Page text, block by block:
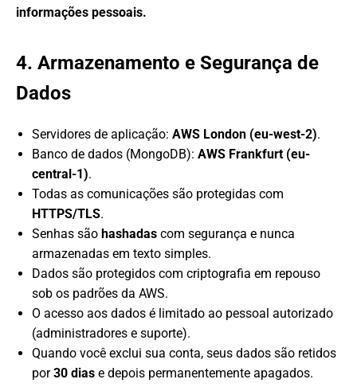
informações pessoais.
4. Armazenamento e Segurança de
Dados
Servidores de aplicação: AWS London (eu-west-2).
Banco de dados (MongoDB): AWS Frankfurt (eu-
central-1).
Todas as comunicações são protegidas com
HTTPS/TLS.
Senhas são hashadas com segurança e nunca
armazenadas em texto simples.
Dados são protegidos com criptografia em repouso
sob os padrões da AWS.
O acesso aos dados é limitado ao pessoal autorizado
(administradores e suporte).
Quando você exclui sua conta, seus dados são retidos
por30 dias e depois permanentemente apagados.